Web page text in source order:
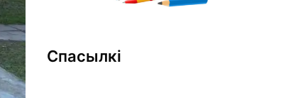
Спасылкі